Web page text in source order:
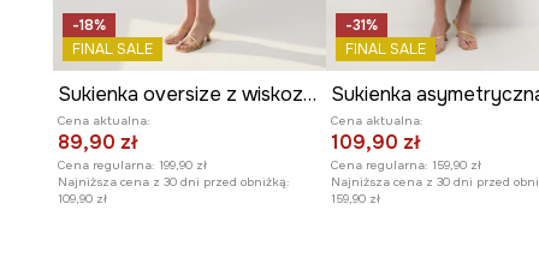
-18%
FINAL SALE
Sukienka oversize z wiskozą z koronkowymi wstawkami
Cena aktualna:
89,90 zł
Cena regularna: 199,90 zł
Najniższa cena z 30 dni przed obniżką:
109,90 zł
-31%
FINAL SALE
Sukienka
Cena aktualna:
109,90 zł
Cena regularna: 159,90 zł
Najniższa cena z 30 dni przed
159,90 zł